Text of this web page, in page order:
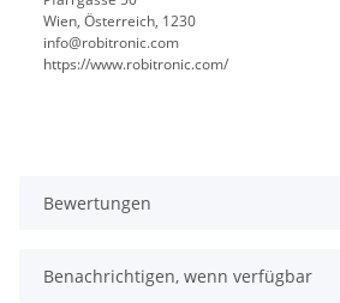
Wien, Österreich, 1230
info@robitronic.com
https://www.robitronic.com/
Bewertungen
Benachrichtigen, wenn verfügbar